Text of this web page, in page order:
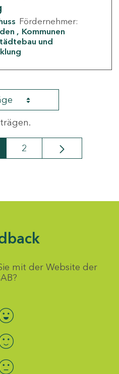
Fördernehmer:
Kommunen
und
Seite
2
mit der Website der
auswählen